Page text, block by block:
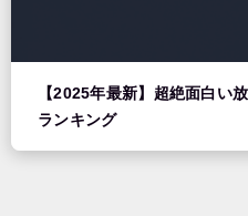
【2025年最新】超絶面白
ランキング